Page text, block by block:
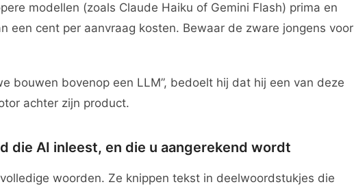
modellen (zoals Claude Haiku of Gemini Flash) prima en
een cent per aanvraag kosten. Bewaar de zware jongens voor
bouwen bovenop een LLM”, bedoelt hij dat hij een van deze
achter zijn product.
die AI inleest, en die u aangerekend wordt
woorden. Ze knippen tekst in deelwoordstukjes die